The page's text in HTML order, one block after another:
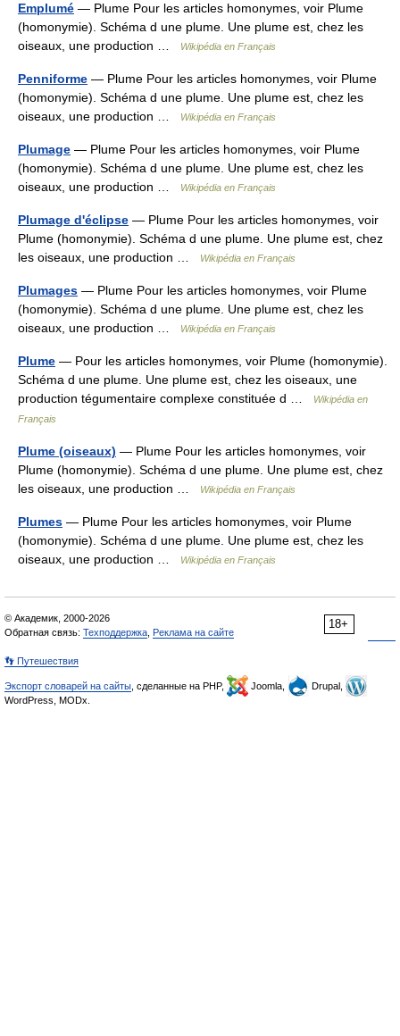
Emplumé — Plume Pour les articles homonymes, voir Plume
(homonymie). Schéma d une plume. Une plume est, chez les
oiseaux, une production …
Wikipédia en Français
Penniforme — Plume Pour les articles homonymes, voir Plume
(homonymie). Schéma d une plume. Une plume est, chez les
oiseaux, une production …
Wikipédia en Français
Plumage — Plume Pour les articles homonymes, voir Plume
(homonymie). Schéma d une plume. Une plume est, chez les
oiseaux, une production …
Wikipédia en Français
Plumage d'éclipse — Plume Pour les articles homonymes, voir
Plume (homonymie). Schéma d une plume. Une plume est, chez
les oiseaux, une production …
Wikipédia en Français
Plumages — Plume Pour les articles homonymes, voir Plume
(homonymie). Schéma d une plume. Une plume est, chez les
oiseaux, une production …
Wikipédia en Français
Plume — Pour les articles homonymes, voir Plume (homonymie).
Schéma d une plume. Une plume est, chez les oiseaux, une
production tégumentaire complexe constituée d …
Wikipédia en
Français
Plume (oiseaux) — Plume Pour les articles homonymes, voir
Plume (homonymie). Schéma d une plume. Une plume est, chez
les oiseaux, une production …
Wikipédia en Français
Plumes — Plume Pour les articles homonymes, voir Plume
(homonymie). Schéma d une plume. Une plume est, chez les
oiseaux, une production …
Wikipédia en Français
18+
© Академик, 2000-2026
Обратная связь: Техподдержка Реклама на сайте
👣 Путешествия
Экспорт словарей на сайты , сделанные на PHP, Joomla,
Drupal,
WordPress, MODx.